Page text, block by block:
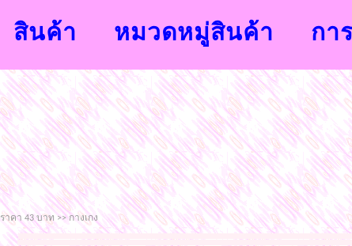
สินค้า หมวดหมู่สินค้า กา
ราคา 43 บาท >> กางเกง
จำหน่ายเสื้อผ้าแฟชั่นนำสมัยจากโรงงาน ขายส่งราคาถูก เสื้อผ้าแฟชั่นขายส่งราคาถูก กระโปรงขายส่งราคาถูก กางเกงขายส่งราคาถูก กางเกงวอร์มขายส่งราคาถูก กา